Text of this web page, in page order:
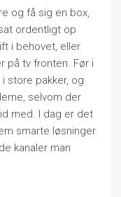
og få sig en box,
ordentligt op
i behovet, eller
på tv fronten. Før i
store pakker, og
selvom der
med. I dag er det
smarte løsninger
kanaler man